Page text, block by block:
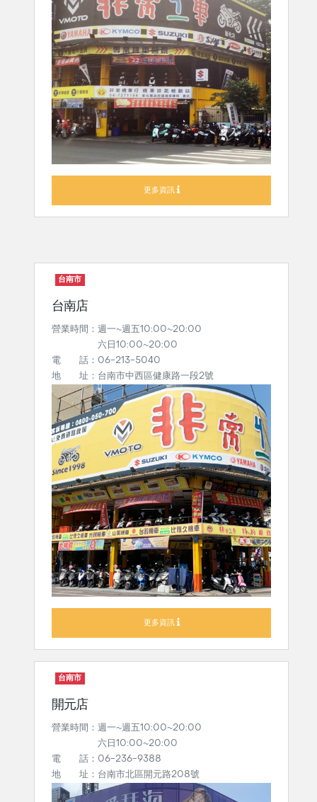
更多資訊
台南市
台南店
營業時間：週一~週五10:00~20:00
六日10:00~20:00
電 話：06-213-5040
地 址：台南市中西區健康路一段2號
更多資訊
台南市
開元店
營業時間：週一~週五10:00~20:00
六日10:00~20:00
電 話：06-236-9388
地 址：台南市北區開元路208號